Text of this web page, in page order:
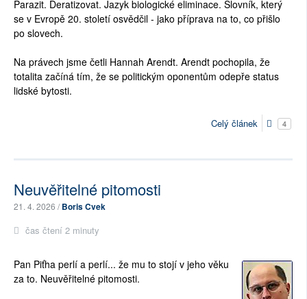
Parazit. Deratizovat. Jazyk biologické eliminace. Slovník, který
se v Evropě 20. století osvědčil - jako příprava na to, co přišlo
po slovech.
Na právech jsme četli Hannah Arendt. Arendt pochopila, že
totalita začíná tím, že se politickým oponentům odepře status
lidské bytosti.
Celý článek 4
Neuvěřitelné pitomosti
21. 4. 2026 /Boris Cvek
čas čtení 2 minuty
Pan Piťha perlí a perlí... že mu to stojí v jeho věku
za to. Neuvěřitelné pitomosti.